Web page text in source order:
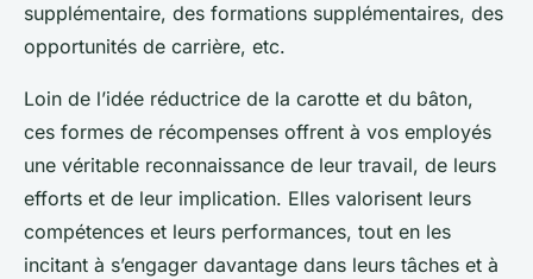
supplémentaire, des formations supplémentaires, des
opportunités de carrière, etc.
Loin de l’idée réductrice de la carotte et du bâton,
ces formes de récompenses offrent à vos employés
une véritable reconnaissance de leur travail, de leurs
efforts et de leur implication. Elles valorisent leurs
compétences et leurs performances, tout en les
incitant à s’engager davantage dans leurs tâches et à